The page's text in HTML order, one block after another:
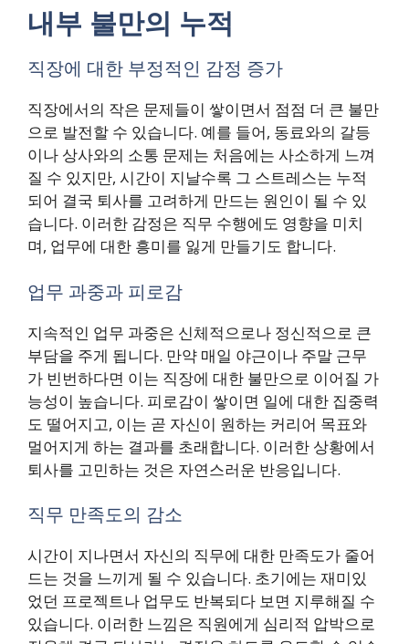
내부 불만의 누적
직장에 대한 부정적인 감정 증가
직장에서의 작은 문제들이 쌓이면서 점점 더 큰 불만
으로 발전할 수 있습니다. 예를 들어, 동료와의 갈등
이나 상사와의 소통 문제는 처음에는 사소하게 느껴
질 수 있지만, 시간이 지날수록 그 스트레스는 누적
되어 결국 퇴사를 고려하게 만드는 원인이 될 수 있
습니다. 이러한 감정은 직무 수행에도 영향을 미치
며, 업무에 대한 흥미를 잃게 만들기도 합니다.
업무 과중과 피로감
지속적인 업무 과중은 신체적으로나 정신적으로 큰
부담을 주게 됩니다. 만약 매일 야근이나 주말 근무
가 빈번하다면 이는 직장에 대한 불만으로 이어질 가
능성이 높습니다. 피로감이 쌓이면 일에 대한 집중력
도 떨어지고, 이는 곧 자신이 원하는 커리어 목표와
멀어지게 하는 결과를 초래합니다. 이러한 상황에서
퇴사를 고민하는 것은 자연스러운 반응입니다.
직무 만족도의 감소
시간이 지나면서 자신의 직무에 대한 만족도가 줄어
드는 것을 느끼게 될 수 있습니다. 초기에는 재미있
었던 프로젝트나 업무도 반복되다 보면 지루해질 수
있습니다. 이러한 느낌은 직원에게 심리적 압박으로